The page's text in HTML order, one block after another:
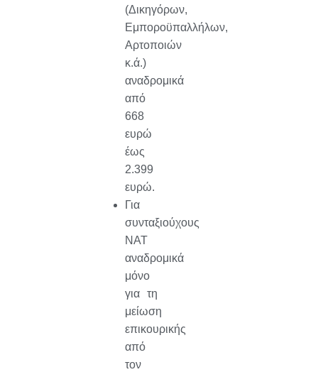
(Δικηγόρων,
Εμποροϋπαλλήλων,
Αρτοποιών
κ.ά.)
αναδρομικά
από
668
ευρώ
έως
2.399
ευρώ.
Για
συνταξιούχους
ΝΑΤ
αναδρομικά
μόνο
για τη
μείωση
επικουρικής
από
τον